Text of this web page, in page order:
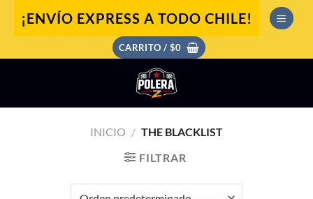
¡ENVÍO EXPRESS A TODO CHILE!
CARRITO / $0
INICIO / THE BLACKLIST
FILTRAR